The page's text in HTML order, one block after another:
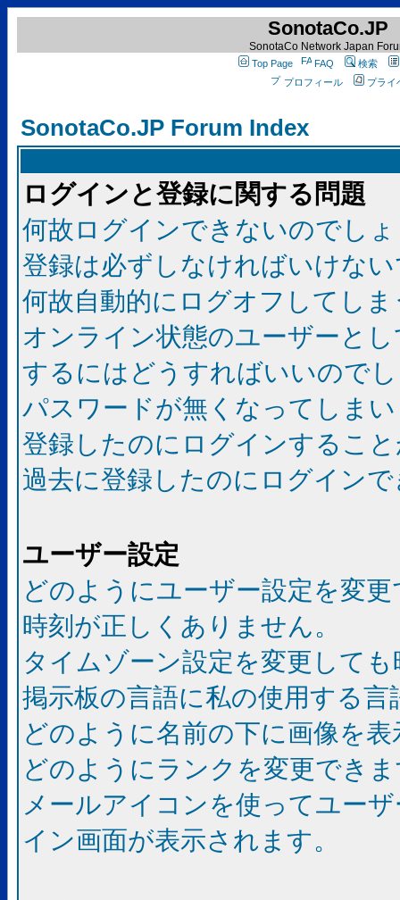
SonotaCo.JP
SonotaCo Network Japan
Top Page FAQ
検索
プロフィール
プライ
SonotaCo.JP Forum Index
ログインと登録に関する問題
何故ログインできないのでし
登録は必ずしなければいけな
何故自動的にログオフしてし
オンライン状態のユーザーと
するにはどうすればいいので
パスワードが無くなってしま
登録したのにログインするこ
過去に登録したのにログイン
ユーザー設定
どのようにユーザー設定を変
時刻が正しくありません。
タイムゾーン設定を変更して
掲示板の言語に私の使用する
どのように名前の下に画像を
どのようにランクを変更でき
メールアイコンを使ってユー
イン画面が表示されます。